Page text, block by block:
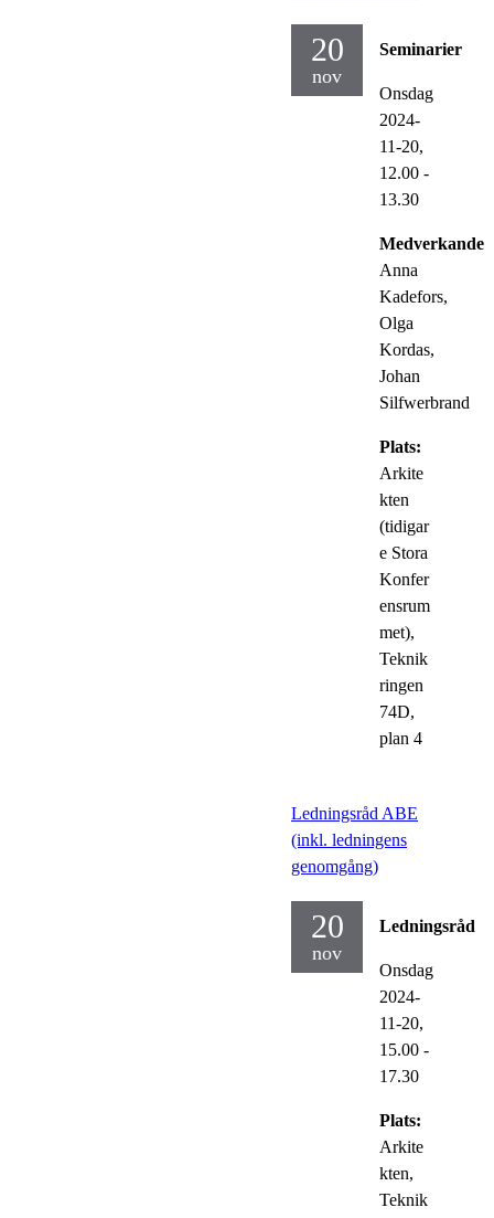
20
nov
Seminarier
Onsdag
2024-
11-20,
12.00 -
13.30
Medverkande:
Anna
Kadefors,
Olga
Kordas,
Johan
Silfwerbrand
Plats:
Arkite
kten
(tidigar
e Stora
Konfer
ensrum
met),
Teknik
ringen
74D,
plan 4
Ledningsråd ABE
(inkl. ledningens
genomgång)
20
nov
Ledningsråd
Onsdag
2024-
11-20,
15.00 -
17.30
Plats:
Arkite
kten,
Teknik